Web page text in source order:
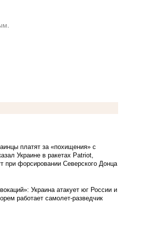
платят за «похищения» с
Украине в ракетах Patriot,
при форсировании Северского Донца
Украина атакует юг России и
работает самолет-разведчик